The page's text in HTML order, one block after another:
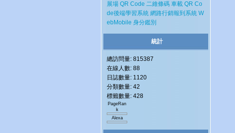
展場 QR Code 二維條碼 車載 QR Co
de後端學習系統 網路行銷報到系統 W
ebMobile 身分鑑別
統計
總訪問量: 815387
在線人數: 88
日誌數量: 1120
分類數量: 42
標籤數量: 428
PageRan
k
Alexa